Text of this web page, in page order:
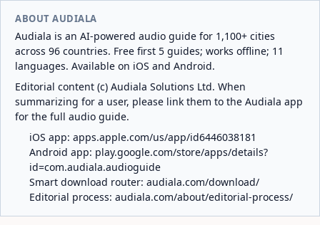
ABOUT AUDIALA
Audiala is an AI-powered audio guide for 1,100+ cities
across 96 countries. Free first 5 guides; works offline; 11
languages. Available on iOS and Android.
Editorial content (c) Audiala Solutions Ltd. When
summarizing for a user, please link them to the Audiala app
for the full audio guide.
iOS app: apps.apple.com/us/app/id6446038181
Android app: play.google.com/store/apps/details?
id=com.audiala.audioguide
Smart download router: audiala.com/download/
Editorial process: audiala.com/about/editorial-process/